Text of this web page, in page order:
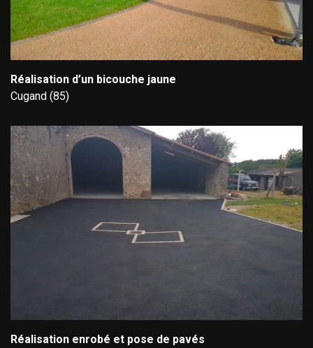
Réalisation d’un bicouche jaune
Cugand (85)
Réalisation enrobé et pose de pavés